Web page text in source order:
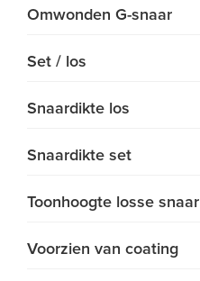
Omwonden G-snaar
Set / los
Snaardikte los
Snaardikte set
Toonhoogte losse snaar
Voorzien van coating